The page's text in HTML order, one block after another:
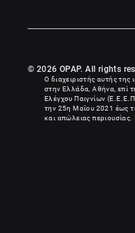
© 2026 OPAP. All rights
Ο διαχειριστής αυτής της
στην Ελλάδα, Αθήνα, επί
Ελέγχου Παιγνίων
την 25η Μαΐου 2021 έως
και απώλειας